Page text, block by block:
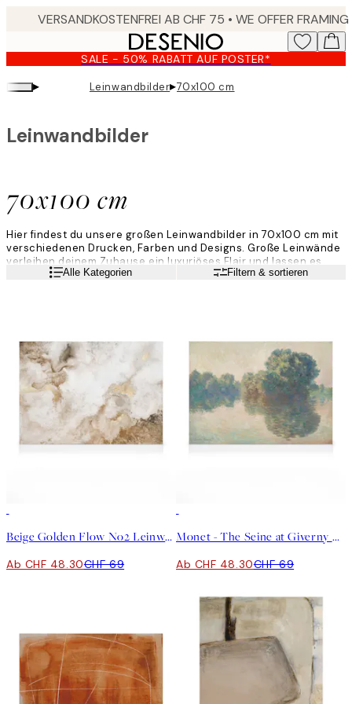
content.
SALE - 50% RABATT AUF POSTER*
▸ Leinwandbilder▸70x100 cm
70x100 cm
Leinwandbilder
Hier findest du unsere großen Leinwandbilder in 70x100 cm mit
verschiedenen Drucken, Farben und Designs. Große Leinwände
verleihen deinem Zuhause ein luxuriöses Flair und lassen es
moderner wirken. Entdecke deine Lieblings-Leinwandbilder hier
WeiterlesenAlle Kategorien Filtern & sortieren
Beige Golden Flow No2 Leinwand
Ab CHF 48.30CHF 69
Monet - The Seine at Giverny Leinwand
Ab CHF 48.30CHF 69